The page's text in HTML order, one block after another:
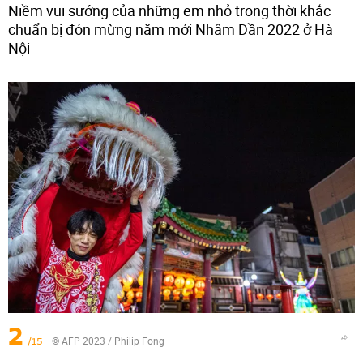
Niềm vui sướng của những em nhỏ trong thời khắc
chuẩn bị đón mừng năm mới Nhâm Dần 2022 ở Hà
Nội
2 /15 © AFP 2023 / Philip Fong